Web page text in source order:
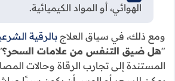
الهوائي، أو المواد الكيميائية.
ومع ذلك، في سياق العلاج بالرقية
"هل ضيق التنفس من علامات السحر؟
المستندة إلى تجارب الرقاة وحالات